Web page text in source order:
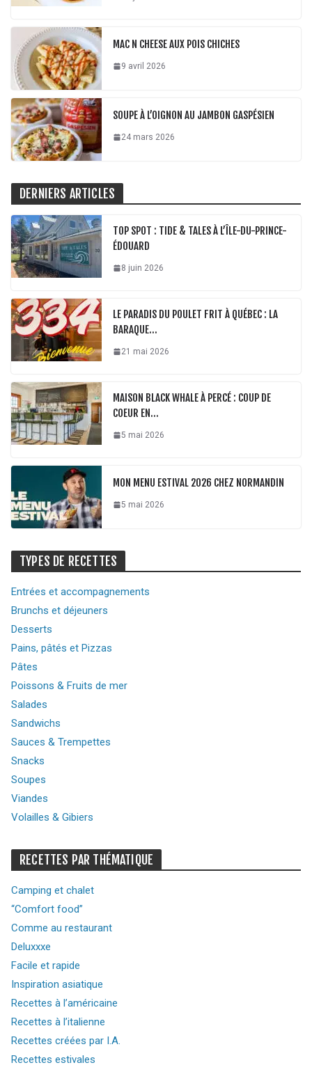
MAC N CHEESE AUX POIS CHICHES
9 avril 2026
SOUPE À L’OIGNON AU JAMBON GASPÉSIEN
24 mars 2026
DERNIERS ARTICLES
TOP SPOT : TIDE & TALES À L’ÎLE-DU-PRINCE-
ÉDOUARD
8 juin 2026
LE PARADIS DU POULET FRIT À QUÉBEC : LA
BARAQUE…
21 mai 2026
MAISON BLACK WHALE À PERCÉ : COUP DE
COEUR EN…
5 mai 2026
MON MENU ESTIVAL 2026 CHEZ NORMANDIN
5 mai 2026
TYPES DE RECETTES
Entrées et accompagnements
Brunchs et déjeuners
Desserts
Pains, pâtés et Pizzas
Pâtes
Poissons & Fruits de mer
Salades
Sandwichs
Sauces & Trempettes
Snacks
Soupes
Viandes
Volailles & Gibiers
RECETTES PAR THÉMATIQUE
Camping et chalet
“Comfort food”
Comme au restaurant
Deluxxxe
Facile et rapide
Inspiration asiatique
Recettes à l’américaine
Recettes à l’italienne
Recettes créées par I.A.
Recettes estivales